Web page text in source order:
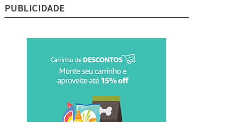
PUBLICIDADE